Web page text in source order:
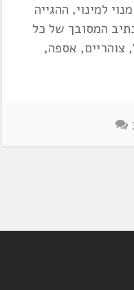
למינוי, ההגייה
המסובך של כל
צוהריים, אספה,